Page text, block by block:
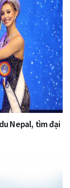
Nepal, tìm đại